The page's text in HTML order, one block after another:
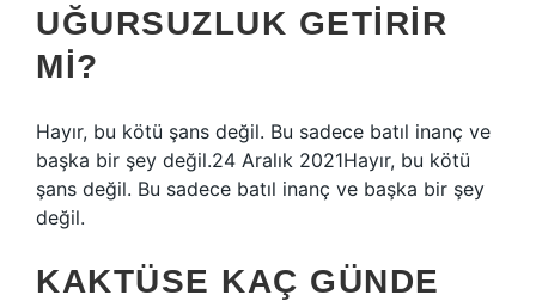
UĞURSUZLUK GETIRIR
MI?
Hayır, bu kötü şans değil. Bu sadece batıl inanç ve
başka bir şey değil.24 Aralık 2021Hayır, bu kötü
şans değil. Bu sadece batıl inanç ve başka bir şey
değil.
KAKTÜSE KAÇ GÜNDE